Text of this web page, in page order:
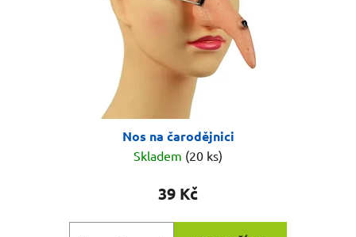
Nos na čarodějnici
Skladem (20 ks)
39 Kč